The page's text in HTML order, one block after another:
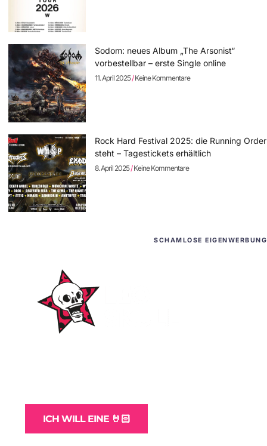
Sodom: neues Album „The Arsonist“
vorbestellbar – erste Single online
11. April 2025 Keine Kommentare
Rock Hard Festival 2025: die Running Order
steht – Tagestickets erhältlich
8. April 2025 Keine Kommentare
SCHAMLOSE EIGENWERBUNG
ICH WILL EINE 🤘🏻